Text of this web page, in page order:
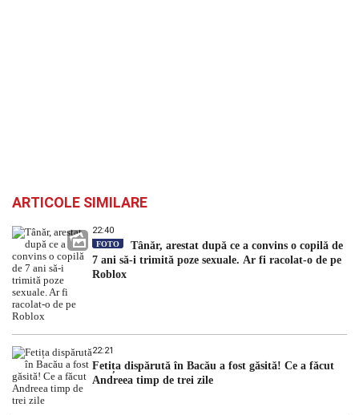
ARTICOLE SIMILARE
22:40
FOTO
Tânăr, arestat după ce a convins o copilă de
7 ani să-i trimită poze sexuale. Ar fi racolat-o de pe
Roblox
22:21
Fetița dispărută în Bacău a fost găsită! Ce a făcut
Andreea timp de trei zile